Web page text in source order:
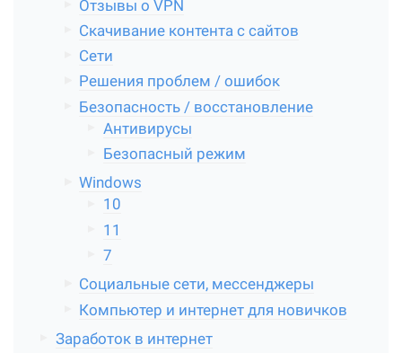
Отзывы о VPN
Скачивание контента с сайтов
Сети
Решения проблем / ошибок
Безопасность / восстановление
Антивирусы
Безопасный режим
Windows
10
11
7
Социальные сети, мессенджеры
Компьютер и интернет для новичков
Заработок в интернет